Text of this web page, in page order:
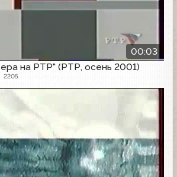
00:03
на РТР" (РТР, осень 2001)
2205